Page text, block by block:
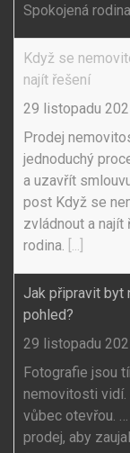
Spokojená
Když se
najít řešení
29 listopadu
Prodej
jednoduchý
a uzavřít
post Když se
zvládnout a
rodina. [...]
Jak připravit byt
pohled?
29 listopadu
Fotografie jsou
nemovitosti vidí.
vůbec otevřou.
prodej, aby